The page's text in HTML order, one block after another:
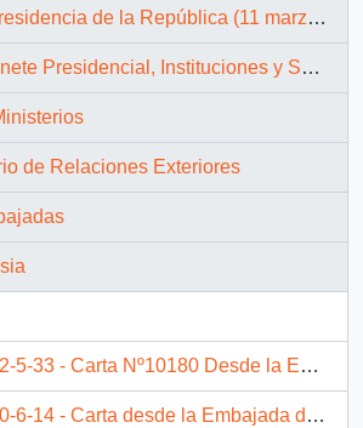
de la República (11 marzo 1990 – 11 marzo 1994)
Presidencial, Instituciones y Servicios
de Relaciones Exteriores
Carta Nº10180 Desde la Embajada de Japón en Chile, de su embajador, sr. Yukihisa Eto, dirigida a Su Excelencia el Presidente de la República de Chile, Don Patricio Aylwin Azócar
Carta desde la Embajada de Chile en Japón, de su embajador, sr. Ítalo Zunino Muratori, dirigida a Su Excelencia, señor Don Patricio Aylwin Azócar, Presidente de la República